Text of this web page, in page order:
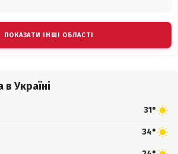
ПОКАЗАТИ ІНШІ ОБЛАСТІ
в Україні
31°
34°